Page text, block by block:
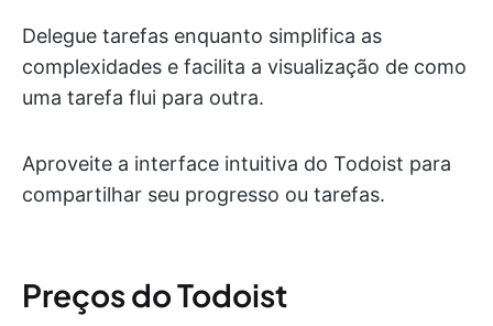
Delegue tarefas enquanto simplifica as
complexidades e facilita a visualização de como
uma tarefa flui para outra.
Aproveite a interface intuitiva do Todoist para
compartilhar seu progresso ou tarefas.
Preços do Todoist